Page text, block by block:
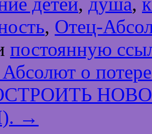
, Отец-
постоянную
о
→